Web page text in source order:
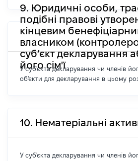
9. Юридичні особи,
подібні правові
кінцевим
власником
суб’єкт декларування
його сім'ї
У суб'єкта декларування чи членів
об'єкти для декларування в цьому
10. Нематеріальні
У суб'єкта декларування чи членів